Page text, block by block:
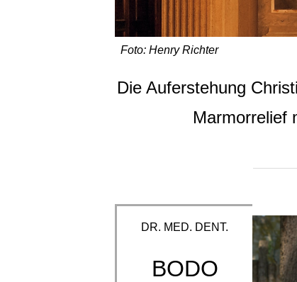
Foto: Henry Richter
Die Auferstehung
Marmorrelief
DR. MED. DENT.
BODO